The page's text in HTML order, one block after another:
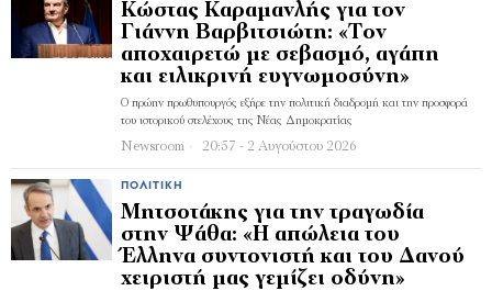
Κώστας Καραμανλής για τον
Γιάννη Βαρβιτσιώτη: «Τον
αποχαιρετώ με σεβασμό, αγάπη
και ειλικρινή ευγνωμοσύνη»
Ο πρώην πρωθυπουργός εξήρε την πολιτική διαδρομή και την προσφορά
του ιστορικού στελέχους της Νέας Δημοκρατίας
Newsroom 20:57 - 2 Αυγούστου 2026
ΠΟΛΙΤΙΚΉ
Μητσοτάκης για την τραγωδία
στην Ψάθα: «Η απώλεια του
Έλληνα συντονιστή και του Δανού
χειριστή μας γεμίζει οδύνη»